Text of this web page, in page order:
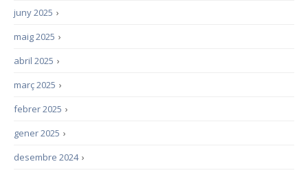
›
juny 2025
›
maig 2025
›
abril 2025
›
març 2025
›
febrer 2025
›
gener 2025
›
desembre 2024